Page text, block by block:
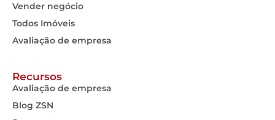
Vender negócio
Todos Imóveis
Avaliação de empresa
Recursos
Avaliação de empresa
Blog ZSN